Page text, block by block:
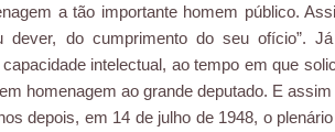
a tão importante homem público.
dever, do cumprimento do seu ofício”.
intelectual, ao tempo em que
homenagem ao grande deputado. E assim
depois, em 14 de julho de 1948, o